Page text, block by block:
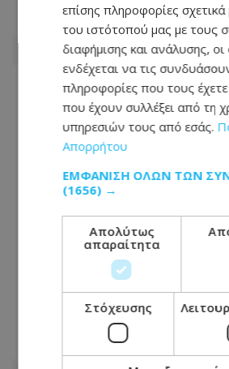
08.08.2026 - 13:18
Προσοχή οδηγοί:
Παραλίμνι –Αυτός είναι
08.08.2026 - 12:14
επίσης πληροφορίες
του ιστότοπού μας με τους
διαφήμισης και ανάλυσης, οι
ενδέχεται να τις
πληροφορίες που τους
που έχουν συλλέξει από τη
υπηρεσιών τους από εσάς.
Απορρήτου
ΕΜΦΆΝΙΣΗ ΌΛΩΝ ΤΩΝ
(1656) →
Απολύτως
απαραίτητα
Στόχευσης